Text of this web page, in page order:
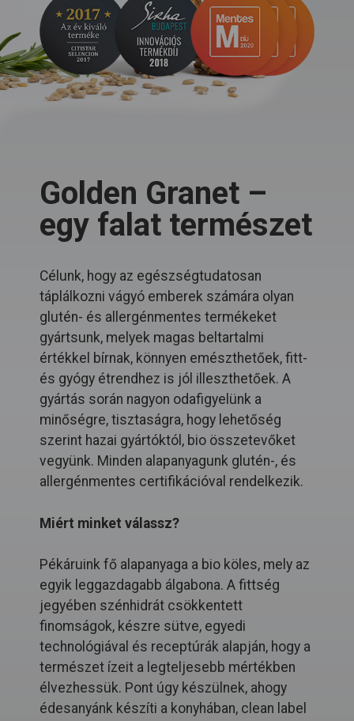
Golden Granet –
egy falat természet
Célunk, hogy az egészségtudatosan
táplálkozni vágyó emberek számára olyan
glutén- és allergénmentes termékeket
gyártsunk, melyek magas beltartalmi
értékkel bírnak, könnyen emészthetőek, fitt-
és gyógy étrendhez is jól illeszthetőek. A
gyártás során nagyon odafigyelünk a
minőségre, tisztaságra, hogy lehetőség
szerint hazai gyártóktól, bio összetevőket
vegyünk. Minden alapanyagunk glutén-, és
allergénmentes certifikációval rendelkezik.
Miért minket válassz?
Pékáruink fő alapanyaga a bio köles, mely az
egyik leggazdagabb álgabona. A fittség
jegyében szénhidrát csökkentett
finomságok, készre sütve, egyedi
technológiával és receptúrák alapján, hogy a
természet ízeit a legteljesebb mértékben
élvezhessük. Pont úgy készülnek, ahogy
édesanyánk készíti a konyhában, clean label